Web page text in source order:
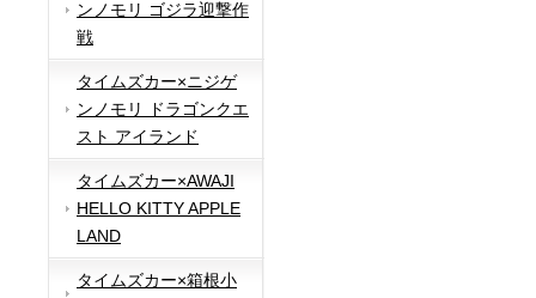
ンノモリ ゴジラ迎撃作
戦
タイムズカー×ニジゲ
ンノモリ ドラゴンクエ
スト アイランド
タイムズカー×AWAJI
HELLO KITTY APPLE
LAND
タイムズカー×箱根小